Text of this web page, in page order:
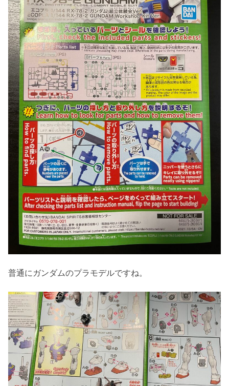
普通にガンダムのプラモデルですね。